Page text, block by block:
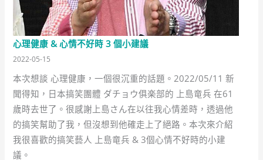
心理健康 & 心情不好時 3 個小建議
2022-05-15
本次想談 心理健康，一個很沉重的話題。2022/05/11 新
聞得知，日本搞笑團體 ダチョウ俱楽部的 上島竜兵 在61
歲時去世了。很感謝上島さん在以往我心情差時，透過他
的搞笑幫助了我，但沒想到他確走上了絕路。本次來介紹
我很喜歡的搞笑藝人 上島竜兵 & 3個心情不好時的小建
議。